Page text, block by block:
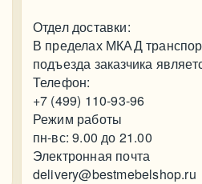
Отдел доставки:
В пределах МКАД
подъезда заказчика
Телефон:
+7 (499) 110-93-96
Режим работы
пн-вс: 9.00 до 21.00
Электронная почта
delivery@bestmebelshop.ru